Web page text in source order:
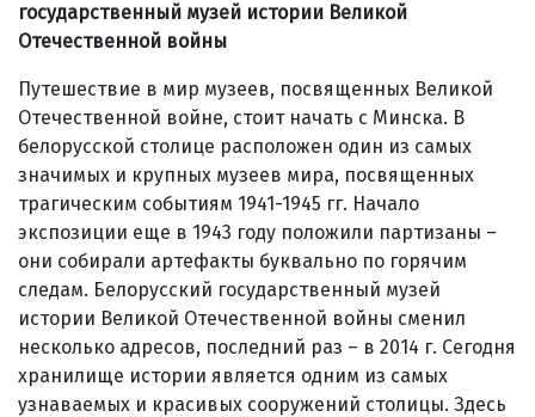
государственный музей истории Великой
Отечественной войны
Путешествие в мир музеев, посвященных Великой
Отечественной войне, стоит начать с Минска. В
белорусской столице расположен один из самых
значимых и крупных музеев мира, посвященных
трагическим событиям 1941-1945 гг. Начало
экспозиции еще в 1943 году положили партизаны –
они собирали артефакты буквально по горячим
следам. Белорусский государственный музей
истории Великой Отечественной войны сменил
несколько адресов, последний раз – в 2014 г. Сегодня
хранилище истории является одним из самых
узнаваемых и красивых сооружений столицы. Здесь